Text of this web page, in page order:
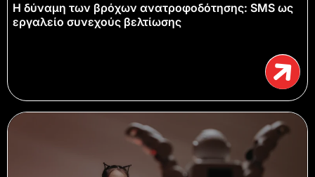
Η δύναμη των βρόχων ανατροφοδότησης: SMS ως
εργαλείο συνεχούς βελτίωσης